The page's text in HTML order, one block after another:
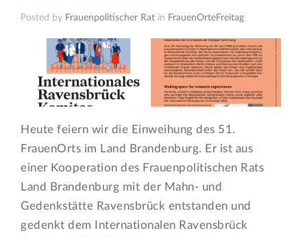
Posted by Frauenpolitischer Rat in FrauenOrteFreitag
Heute feiern wir die Einweihung des 51.
FrauenOrts im Land Brandenburg. Er ist aus
einer Kooperation des Frauenpolitischen Rats
Land Brandenburg mit der Mahn- und
Gedenkstätte Ravensbrück entstanden und
gedenkt dem Internationalen Ravensbrück